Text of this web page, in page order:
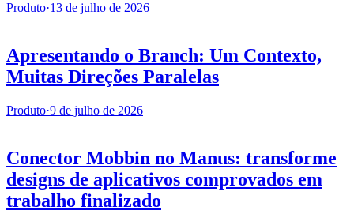
Produto·13 de julho de 2026
Apresentando o Branch: Um Contexto,
Muitas Direções Paralelas
Produto·9 de julho de 2026
Conector Mobbin no Manus: transforme
designs de aplicativos comprovados em
trabalho finalizado